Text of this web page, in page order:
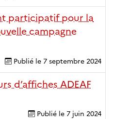
participatif pour la
campagne
Publié le 7 septembre 2024
d’affiches ADEAF
Publié le 7 juin 2024